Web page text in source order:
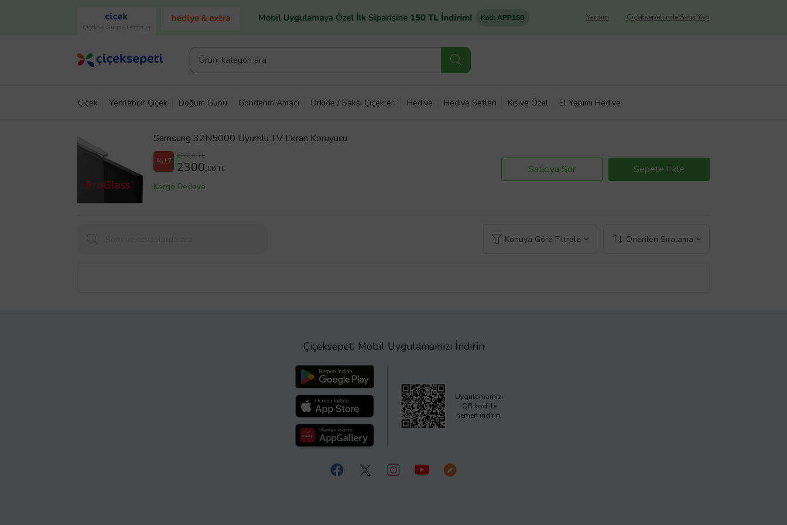
Çiçek ve Gurme Lezzetler
Çiçeksepeti'nde Satış Yap
Yardım
Çiçek Yenilebilir Çiçek Doğum Günü Gönderim Amacı Orkide / Saksı Çiçekleri Hediye Hediye Setleri Kişiye Özel El Yapımı Hediye
Samsung 32N5000 Uyumlu TV Ekran Koruyucu
%17
2760,0 TL
2300,00 TL
Kargo Bedava
Satıcıya Sor Sepete Ekle
Konuya Göre Filtrele Önerilen Sıralama
Çiçeksepeti Mobil Uygulamamızı İndirin
Uygulamamızı
QR kod ile
hemen indirin.